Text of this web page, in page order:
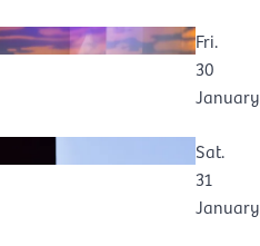
Fri.
30
January
Sat.
31
January